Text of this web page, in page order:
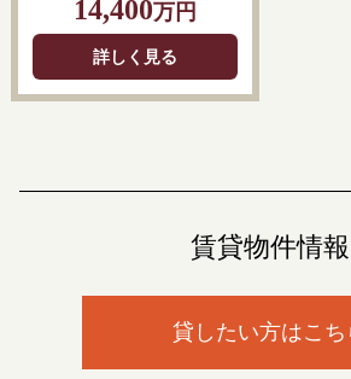
14,400万円
詳しく見る
賃貸物件情報
貸したい方はこち